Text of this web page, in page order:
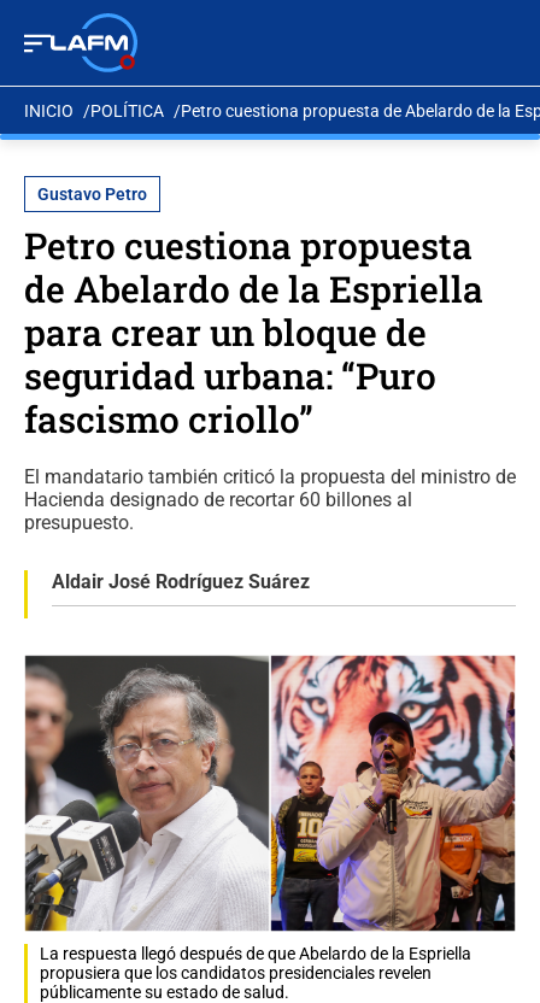
INICIO POLÍTICA Petro cuestiona propuesta de Abelardo de la
Gustavo Petro
Petro cuestiona propuesta
de Abelardo de la Espriella
para crear un bloque de
seguridad urbana: “Puro
fascismo criollo”
El mandatario también criticó la propuesta del ministro de
Hacienda designado de recortar 60 billones al
presupuesto.
Aldair José Rodríguez Suárez
La respuesta llegó después de que Abelardo de la Espriella
propusiera que los candidatos presidenciales revelen
públicamente su estado de salud.